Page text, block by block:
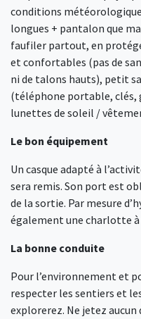
conditions
longues + pantalon que
faufiler partout, en
et confortables (pas de
ni de talons hauts), petit
(téléphone portable,
lunettes de soleil /
Le bon équipement
Un casque adapté à
sera remis. Son port est
de la sortie. Par mesure
également une charlotte à
La bonne conduite
Pour l’environnement et
respecter les sentiers et
explorerez. Ne jetez aucun